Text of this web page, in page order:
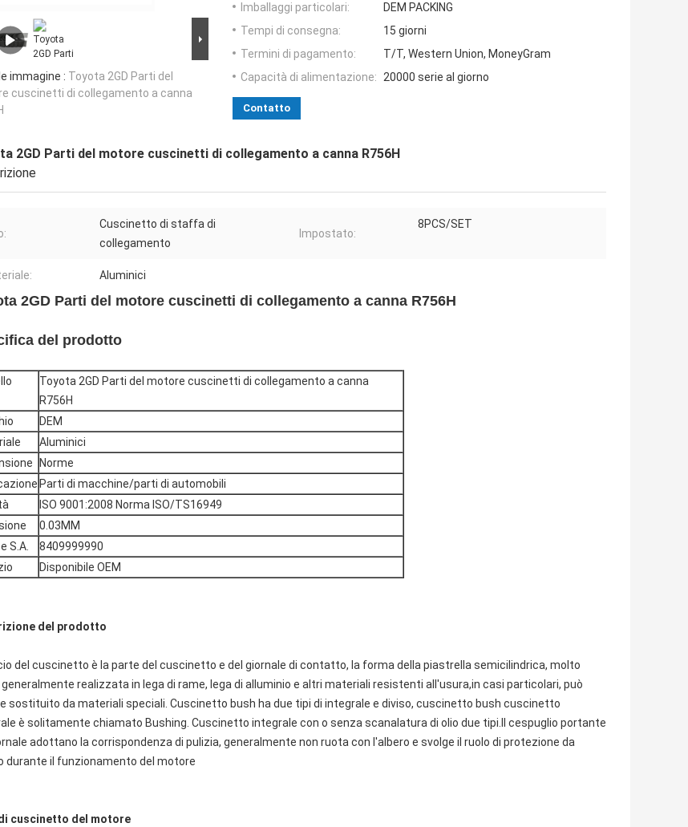
immagine : Toyota 2GD Parti del
cuscinetti di collegamento a canna
Imballaggi particolari:
DEM PACKING
Tempi di consegna:
15 giorni
Termini di pagamento:
T/T, Western Union, MoneyGram
Capacità di alimentazione: 20000 serie al giorno
Contatto
2GD Parti del motore cuscinetti di collegamento a canna R756H
Cuscinetto di staffa di
collegamento
Impostato:
8PCS/SET
Aluminici
2GD Parti del motore cuscinetti di collegamento a canna R756H
del prodotto
Toyota 2GD Parti del motore cuscinetti di collegamento a canna
R756H
DEM
Aluminici
Norme
Parti di macchine/parti di automobili
ISO 9001:2008 Norma ISO/TS16949
0.03MM
S.A.
8409999990
Disponibile OEM
del prodotto
del cuscinetto è la parte del cuscinetto e del giornale di contatto, la forma della piastrella semicilindrica, molto
generalmente realizzata in lega di rame, lega di alluminio e altri materiali resistenti all'usura,in casi particolari, può
sostituito da materiali speciali. Cuscinetto bush ha due tipi di integrale e diviso, cuscinetto bush cuscinetto
è solitamente chiamato Bushing. Cuscinetto integrale con o senza scanalatura di olio due tipi.Il cespuglio portante
adottano la corrispondenza di pulizia, generalmente non ruota con l'albero e svolge il ruolo di protezione da
durante il funzionamento del motore
cuscinetto del motore